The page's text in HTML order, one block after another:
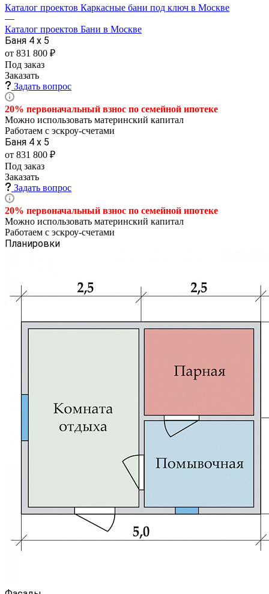
Каталог проектов Каркасные бани под ключ в Москве
—
Каталог проектов Бани в Москве
Баня 4 х 5
от 831 800 ₽
Под заказ
Заказать
Задать вопрос
20% первоначальный взнос по семейной ипотеке
Можно использовать материнский капитал
Работаем с эскроу-счетами
Баня 4 х 5
от 831 800 ₽
Под заказ
Заказать
Задать вопрос
20% первоначальный взнос по семейной ипотеке
Можно использовать материнский капитал
Работаем с эскроу-счетами
Планировки